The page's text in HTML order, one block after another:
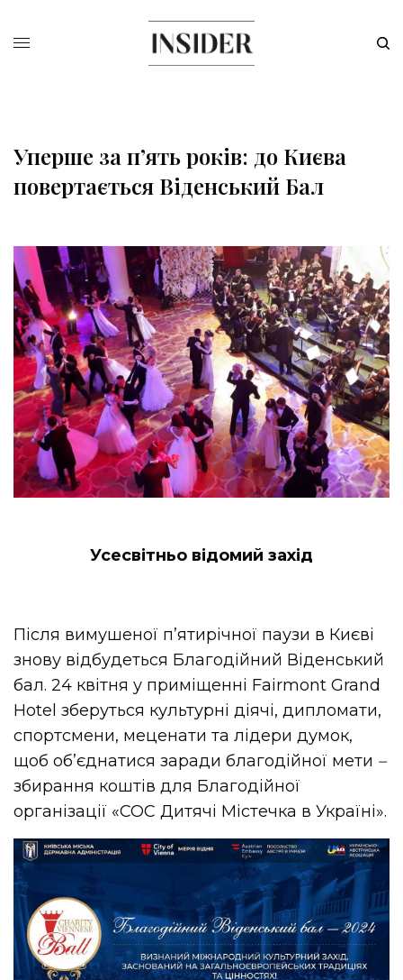
Уперше за п’ять років: до Києва
повертається Віденський Бал
Усесвітньо відомий захід
Після вимушеної п’ятирічної паузи в Києві
знову відбудеться Благодійний Віденський
бал. 24 квітня у приміщенні Fairmont Grand
Hotel зберуться культурні діячі, дипломати,
спортсмени, меценати та лідери думок,
щоб обʼєднатися заради благодійної мети –
збирання коштів для Благодійної
організації «СОС Дитячі Містечка в Україні».